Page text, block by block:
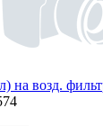
на возд.